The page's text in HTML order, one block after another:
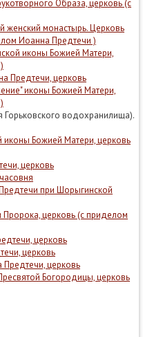
Образа, церковь (с
женский монастырь. Церковь
Иоанна Предтечи )
иконы Божией Матери,
Предтечи, церковь
иконы Божией Матери,
водохранилища).
иконы Божией Матери, церковь
церковь
при Шорыгинской
Пророка, церковь (с приделом
церковь
церковь
Предтечи, церковь
Богородицы, церковь